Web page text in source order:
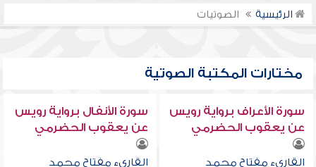
الرئيسية الصوتيات
مختارات المكتبة الصوتية
سورة الأعراف برواية رويس
عن يعقوب الحضرمي
القارىء مفتاح محمد
سورة الأنفال برواية رويس
عن يعقوب الحضرمي
القارىء مفتاح محمد